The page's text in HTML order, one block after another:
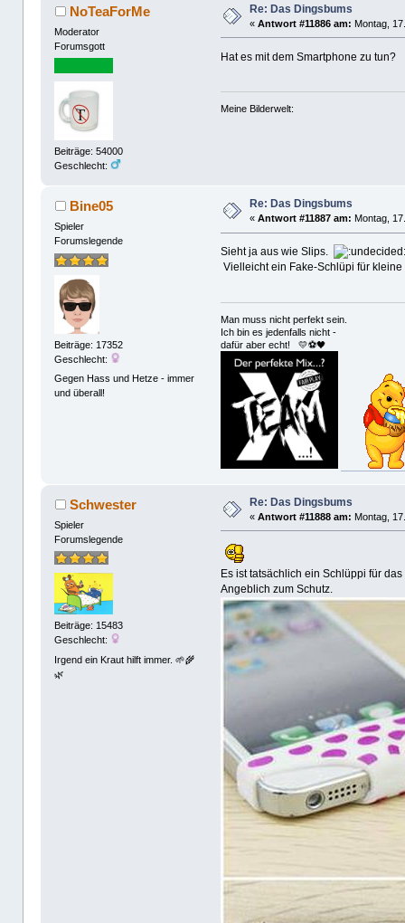
NoTeaForMe
Moderator
Forumsgott
Beiträge: 54000
Geschlecht:
Re: Das Dingsbums
«Antwort #11886 am: Montag,
Hat es mit dem Smartphone zu tun?
Meine Bilderwelt:
Bine05
Spieler
Forumslegende
Beiträge: 17352
Geschlecht:
Gegen Hass und Hetze - immer
und überall!
Re: Das Dingsbums
«Antwort #11887 am: Montag,
Sieht ja aus wie Slips.
Vielleicht ein Fake-Schlüpi für
Man muss nicht perfekt sein.
Ich bin es jedenfalls nicht -
dafür aber echt! 💛⚽️🖤
Schwester
Spieler
Forumslegende
Beiträge: 15483
Geschlecht:
Irgend ein Kraut hilft immer. 🌱🌾
🌿
Re: Das Dingsbums
«Antwort #11888 am: Montag,
Es ist tatsächlich ein Schlüppi für
Angeblich zum Schutz.